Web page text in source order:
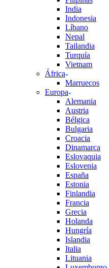
India
Indonesia
Líbano
Nepal
Tailandia
Turquía
Vietnam
África
Marruecos
Europa
Alemania
Austria
Bélgica
Bulgaria
Croacia
Dinamarca
Eslovaquia
Eslovenia
España
Estonia
Finlandia
Francia
Grecia
Holanda
Hungría
Islandia
Italia
Lituania